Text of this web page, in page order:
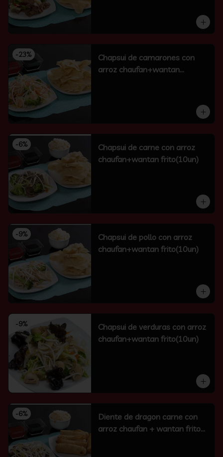
-23%
Chapsui de camarones con
arroz chaufan+wantan
-6%
Chapsui de carne con arroz
chaufan+wantan frito(10un)
-9%
Chapsui de pollo con arroz
chaufan+wantan frito(10un)
-9%
Chapsui de verduras con arroz
chaufan+wantan frito(10un)
-6%
Diente de dragon carne con
arroz chaufan + wantan frito